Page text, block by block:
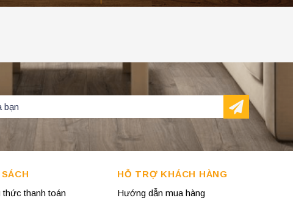
thanh toán
HỖ TRỢ KHÁCH HÀNG
Hướng dẫn mua hàng